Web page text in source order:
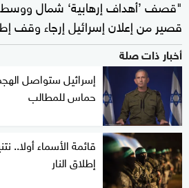
"قصف ’أهداف إرهابية‘ شمال
قصير من إعلان إسرائيل إرجاء وقف
أخبار ذات صلة
إسرائيل ستواصل
حماس للمطالب
قائمة الأسماء أولا..
إطلاق النار